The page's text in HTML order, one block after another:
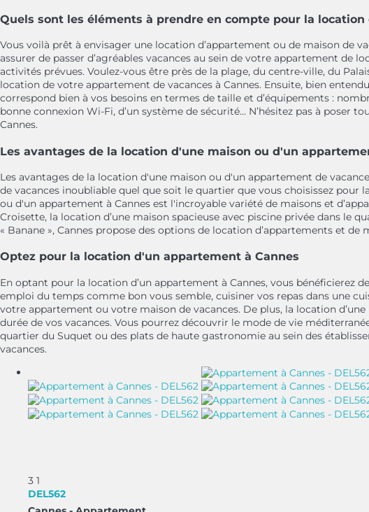
Quels sont les éléments à prendre en compte pour la location
Vous voilà prêt à envisager une location d’appartement ou de maison de
assurer de passer d’agréables vacances au sein de votre appartement de
activités prévues. Voulez-vous être près de la plage, du centre-ville, du
location de votre appartement de vacances à Cannes. Ensuite, bien
correspond bien à vos besoins en termes de taille et d’équipements :
bonne connexion Wi-Fi, d’un système de sécurité... N’hésitez pas à
Cannes.
Les avantages de la location d'une maison ou d'un
Les avantages de la location d'une maison ou d'un appartement de
de vacances inoubliable quel que soit le quartier que vous choisissez
ou d'un appartement à Cannes est l'incroyable variété de maisons et
Croisette, la location d’une maison spacieuse avec piscine privée dans le
« Banane », Cannes propose des options de location d’appartements et
Optez pour la location d'un appartement à Cannes
En optant pour la location d’un appartement à Cannes, vous
emploi du temps comme bon vous semble, cuisiner vos repas dans une
votre appartement ou votre maison de vacances. De plus, la location
durée de vos vacances. Vous pourrez découvrir le mode de vie
quartier du Suquet ou des plats de haute gastronomie au sein des
vacances.
3 1
DEL562